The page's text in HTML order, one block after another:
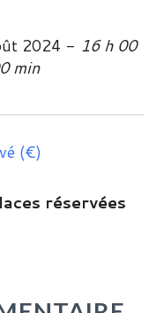
2024 - 16 h 00
min
(€)
réservées